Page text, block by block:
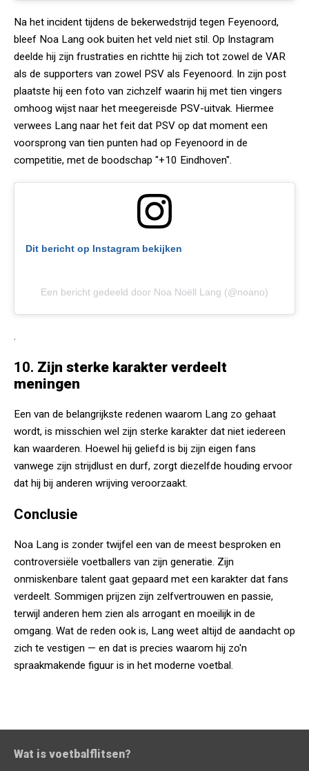
Na het incident tijdens de bekerwedstrijd tegen Feyenoord,
bleef Noa Lang ook buiten het veld niet stil. Op Instagram
deelde hij zijn frustraties en richtte hij zich tot zowel de VAR
als de supporters van zowel PSV als Feyenoord. In zijn post
plaatste hij een foto van zichzelf waarin hij met tien vingers
omhoog wijst naar het meegereisde PSV-uitvak. Hiermee
verwees Lang naar het feit dat PSV op dat moment een
voorsprong van tien punten had op Feyenoord in de
competitie, met de boodschap "+10 Eindhoven".
Dit bericht op Instagram bekijken
Een bericht gedeeld door Noa Noëll Lang (@noano)
.
10. Zijn sterke karakter verdeelt
meningen
Een van de belangrijkste redenen waarom Lang zo gehaat
wordt, is misschien wel zijn sterke karakter dat niet iedereen
kan waarderen. Hoewel hij geliefd is bij zijn eigen fans
vanwege zijn strijdlust en durf, zorgt diezelfde houding ervoor
dat hij bij anderen wrijving veroorzaakt.
Conclusie
Noa Lang is zonder twijfel een van de meest besproken en
controversiële voetballers van zijn generatie. Zijn
onmiskenbare talent gaat gepaard met een karakter dat fans
verdeelt. Sommigen prijzen zijn zelfvertrouwen en passie,
terwijl anderen hem zien als arrogant en moeilijk in de
omgang. Wat de reden ook is, Lang weet altijd de aandacht op
zich te vestigen — en dat is precies waarom hij zo'n
spraakmakende figuur is in het moderne voetbal.
Wat is voetbalflitsen?